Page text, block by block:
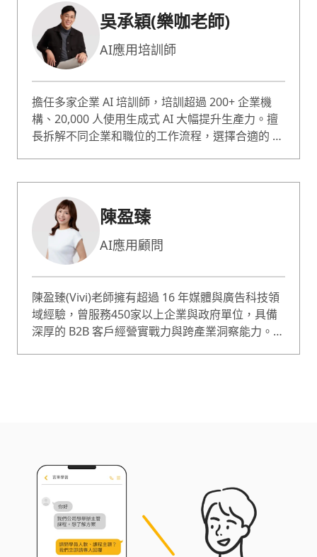
10000人次；專長職業生涯規劃、自信 / 自我價值
提升、性少數 / 非典型關係。
吳承穎(樂咖老師)
AI應用培訓師
擔任多家企業 AI 培訓師，培訓超過 200+ 企業機
構、20,000 人使用生成式 AI 大幅提升生產力。擅
長拆解不同企業和職位的工作流程，選擇合適的 AI
趣，課程有大量實作練習，給學員最扎實有效的成
長。內容會針對不同學員程度調整，從電腦小白到
科技公司員工都能輕鬆上手、有所收穫。
陳盈臻
AI應用顧問
陳盈臻(Vivi)老師擁有超過 16 年媒體與廣告科技領
域經驗，曾服務450家以上企業與政府單位，具備
深厚的 B2B 客戶經營實戰力與跨產業洞察能力。雖
運用。